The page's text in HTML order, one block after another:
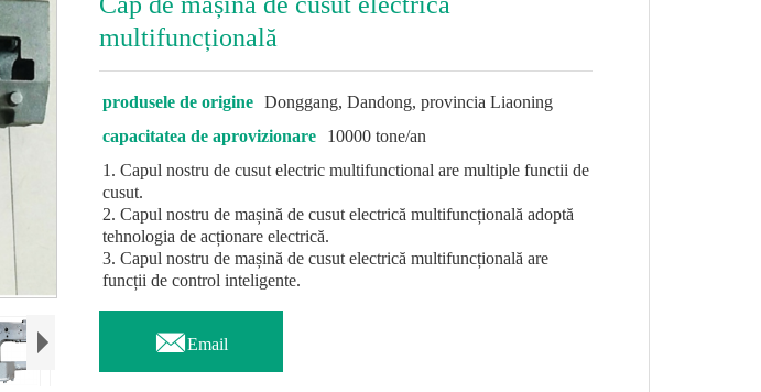
multifuncțională
produsele de origine
Donggang, Dandong, provincia Liaoning
capacitatea de aprovizionare
10000 tone/an
1. Capul nostru de cusut electric multifunctional are multiple functii de
cusut.
2. Capul nostru de mașină de cusut electrică multifuncțională adoptă
tehnologia de acționare electrică.
3. Capul nostru de mașină de cusut electrică multifuncțională are
funcții de control inteligente.
Email